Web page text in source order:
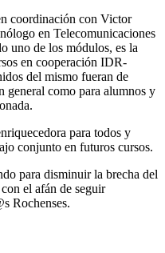
coordinación con Victor
en Telecomunicaciones
uno de los módulos, es la
en cooperación IDR-
del mismo fueran de
general como para alumnos y
para todos y
conjunto en futuros cursos.
para disminuir la brecha del
el afán de seguir
Rochenses.